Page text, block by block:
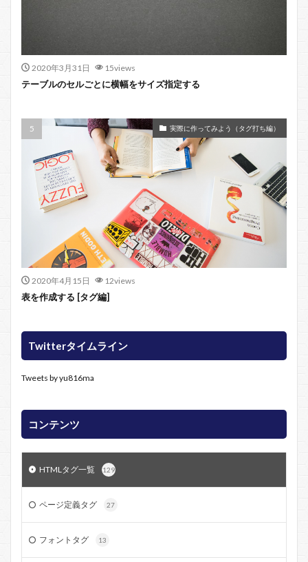
2020年3月31日 15views
テーブルのセルごとに横幅をサイズ指定する
実際に作ってみよう（タグ打ち編）
2020年4月15日 12views
表を作成する [タグ編]
Twitterタイムライン
Tweets by yu816ma
コンテンツ
HTMLタグ一覧 129
ページ定義タグ 27
フォントタグ 13